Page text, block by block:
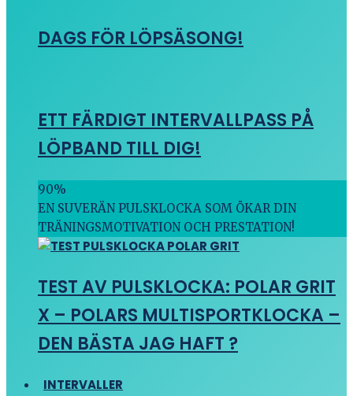
DAGS FÖR LÖPSÄSONG!
ETT FÄRDIGT INTERVALLPASS PÅ
LÖPBAND TILL DIG!
90%
EN SUVERÄN PULSKLOCKA SOM ÖKAR DIN
TRÄNINGSMOTIVATION OCH PRESTATION!
TEST AV PULSKLOCKA: POLAR GRIT
X – POLARS MULTISPORTKLOCKA –
DEN BÄSTA JAG HAFT ?
INTERVALLER